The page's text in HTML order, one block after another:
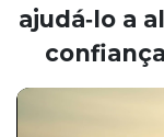
ajudá‑lo a